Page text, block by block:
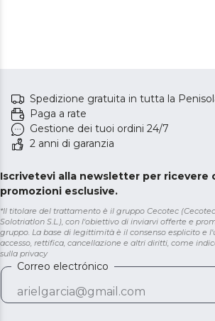
Spedizione gratuita in tutta la
Paga a rate
Gestione dei tuoi ordini 24/7
2 anni di garanzia
Iscrivetevi alla newsletter per ricevere
promozioni esclusive.
*Il titolare del trattamento è il gruppo Cecotec (Cecotec
Solotriatlon S.L.), con l'obiettivo di inviarvi offerte e
gruppo. La base di legittimità è il consenso esplicito e
accesso, rettifica, cancellazione e altri diritti, come
sulla privacy
Correo electrónico